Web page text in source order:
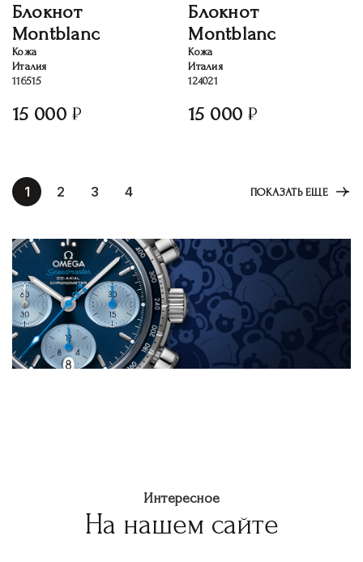
Блокнот
Montblanc
Кожа
Италия
116515
15 000
Блокнот
Montblanc
Кожа
Италия
124021
15 000
1 2 3 4 ПОКАЗАТЬ ЕЩЕ
Интересное
На нашем сайте